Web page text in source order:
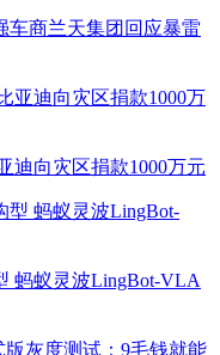
车商兰天集团回应暴雷
迪向灾区捐款1000万元
蚂蚁灵波LingBot-VLA